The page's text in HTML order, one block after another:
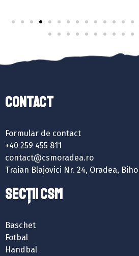
Contact
Formular de contact
+40 259 455 811
contact@csmoradea.ro
Traian Blajovici Nr. 24, Oradea,
SECȚII CSM
Baschet
Fotbal
Handbal